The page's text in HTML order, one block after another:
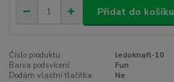
Přidat do košíku
Číslo produktu:
ledoknafl-10
Barva podsvícení:
Fun
Dodám vlastní tlačítka:
Ne